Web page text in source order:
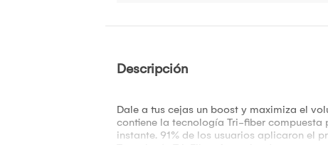
Descripción
Dale a tus cejas un boost y maximiza el
contiene la tecnología Tri-fiber compuesta
instante. 91% de los usuarios aplicaron el